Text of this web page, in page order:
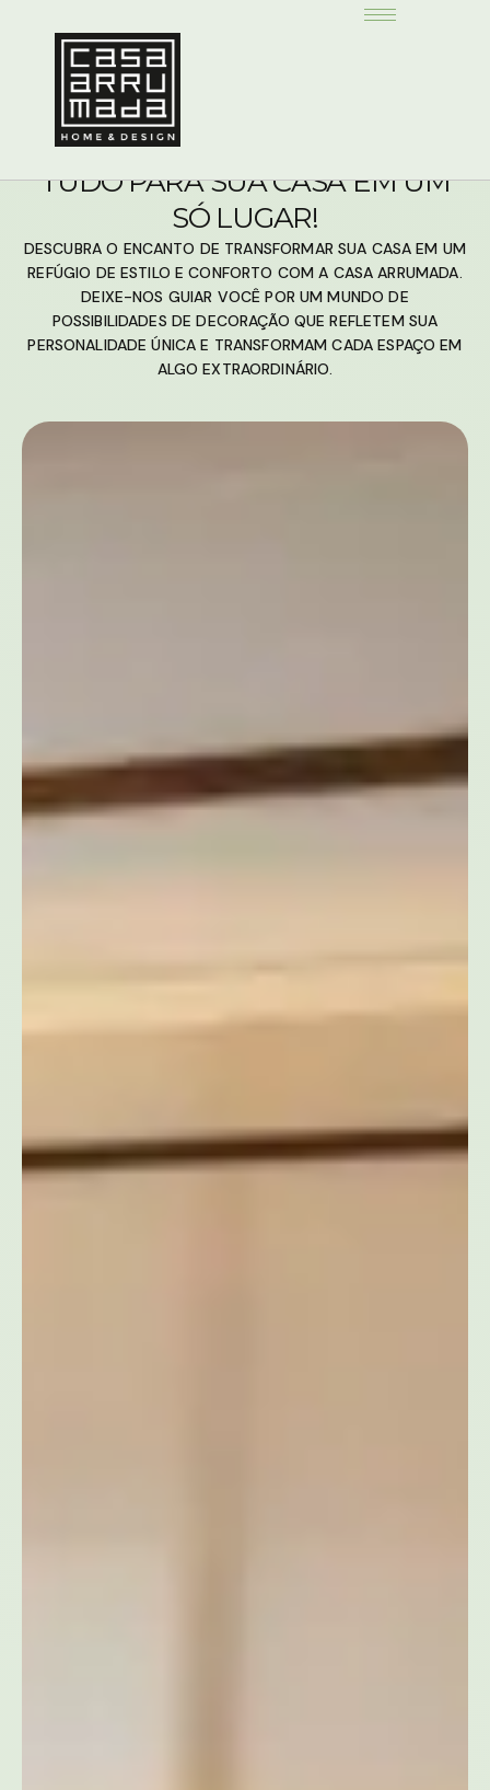
TUDO PARA SUA CASA EM UM
SÓ LUGAR!
DESCUBRA O ENCANTO DE TRANSFORMAR SUA CASA EM UM
REFÚGIO DE ESTILO E CONFORTO COM A CASA ARRUMADA.
DEIXE-NOS GUIAR VOCÊ POR UM MUNDO DE
POSSIBILIDADES DE DECORAÇÃO QUE REFLETEM SUA
PERSONALIDADE ÚNICA E TRANSFORMAM CADA ESPAÇO EM
ALGO EXTRAORDINÁRIO.